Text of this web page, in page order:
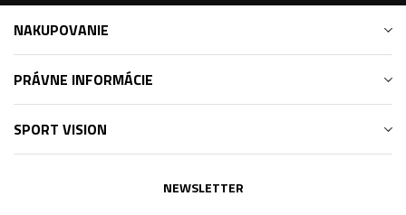
NAKUPOVANIE
PRÁVNE INFORMÁCIE
SPORT VISION
NEWSLETTER